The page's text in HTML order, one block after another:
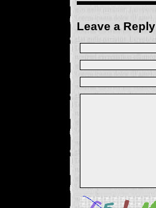
Leave a Reply